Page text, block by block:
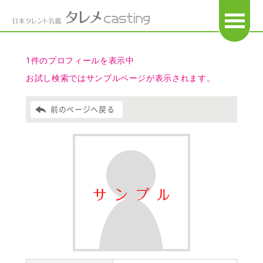
1件のプロフィールを表示中
お試し検索ではサンプルページが表示されます。
前のページへ戻る